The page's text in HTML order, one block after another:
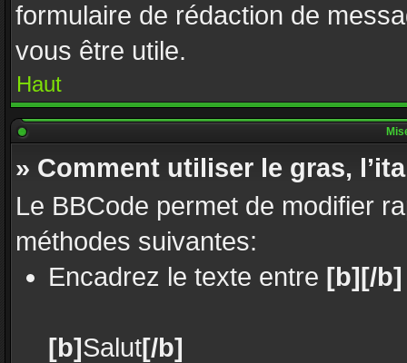
formulaire de rédaction de
vous être utile.
Haut
» Comment utiliser le gras,
Le BBCode permet de modifier
méthodes suivantes:
Encadrez le texte entre [b][/b]
[b]Salut[/b]